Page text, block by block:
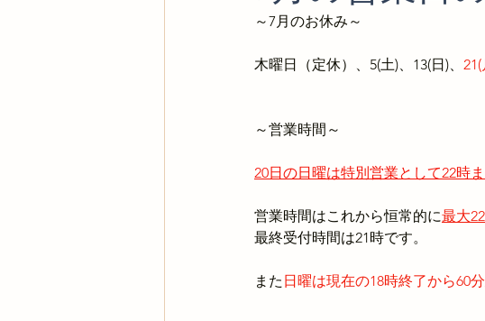
身体の仕組み
～7月のお休み～
木曜日（定休）、 5(土)、13(日)、
～営業時間～
20日の日曜は特別営業として22時
営業時間はこれから恒常的に最大
最終受付時間は21時です。
また 日曜は現在の18時終了から60